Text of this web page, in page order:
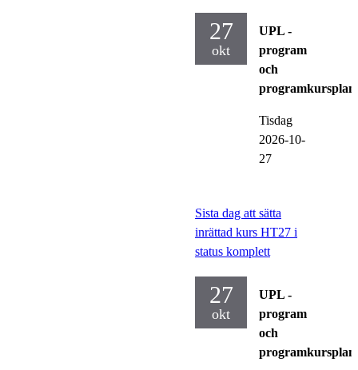
27
okt
UPL -
program
och
Tisdag
2026-10-
27
Sista dag att sätta
inrättad kurs HT27 i
status komplett
27
okt
UPL -
program
och